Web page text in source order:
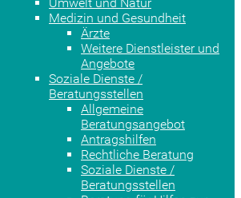
Medizin und Gesundheit
Ärzte
Weitere Dienstleister und
Angebote
Soziale Dienste /
Beratungsstellen
Allgemeine
Beratungsangebot
Antragshilfen
Rechtliche Beratung
Soziale Dienste /
Beratungsstellen